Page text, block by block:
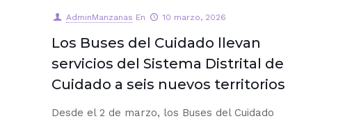
AdminManzanas En 10 marzo, 2026
Los Buses del Cuidado llevan
servicios del Sistema Distrital de
Cuidado a seis nuevos territorios
Desde el 2 de marzo, los Buses del Cuidado